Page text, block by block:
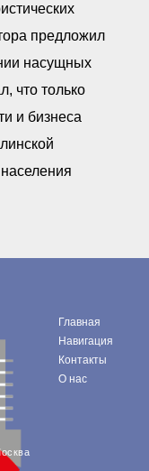
предложил
насущных
что только
и бизнеса
Главная
Навигация
Контакты
О нас